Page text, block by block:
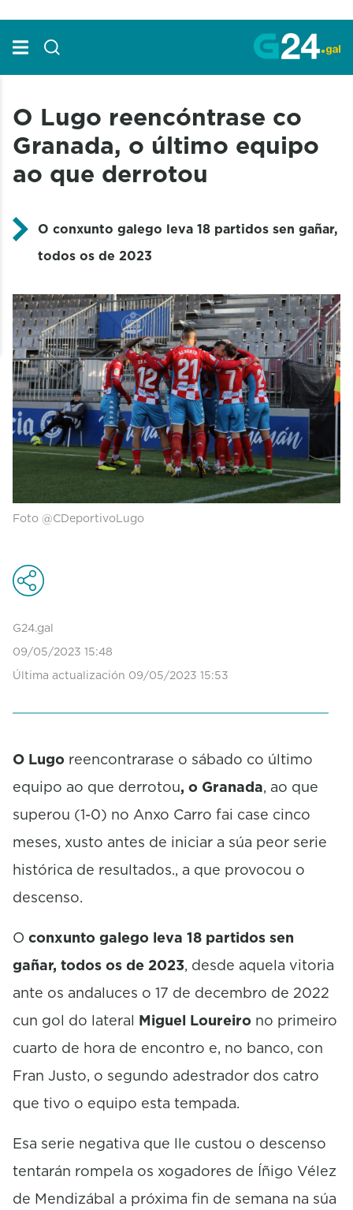
O Lugo reencóntrase co
Granada, o último equipo
ao que derrotou
O conxunto galego leva 18 partidos sen gañar,
todos os de 2023
Foto @CDeportivoLugo
G24.gal
09/05/2023 15:48
Última actualización 09/05/2023 15:53
O Lugo reencontrarase o sábado co último
equipo ao que derrotou, o Granada, ao que
superou (1-0) no Anxo Carro fai case cinco
meses, xusto antes de iniciar a súa peor serie
histórica de resultados., a que provocou o
descenso.
O conxunto galego leva 18 partidos sen
gañar, todos os de 2023, desde aquela vitoria
ante os andaluces o 17 de decembro de 2022
cun gol do lateral Miguel Loureiro no primeiro
cuarto de hora de encontro e, no banco, con
Fran Justo, o segundo adestrador dos catro
que tivo o equipo esta tempada.
Esa serie negativa que lle custou o descenso
tentarán rompela os xogadores de Íñigo Vélez
de Mendizábal a próxima fin de semana na súa